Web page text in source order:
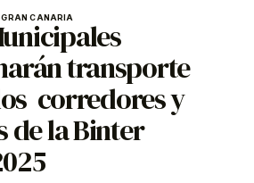
GRAN CANARIA
transporte
corredores y
de la Binter